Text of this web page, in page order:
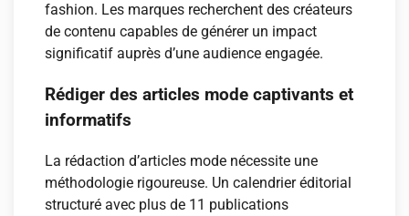
fashion. Les marques recherchent des créateurs
de contenu capables de générer un impact
significatif auprès d’une audience engagée.
Rédiger des articles mode captivants et
informatifs
La rédaction d’articles mode nécessite une
méthodologie rigoureuse. Un calendrier éditorial
structuré avec plus de 11 publications